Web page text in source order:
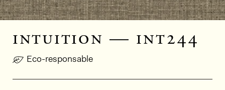
intuition — int244
Eco-responsable